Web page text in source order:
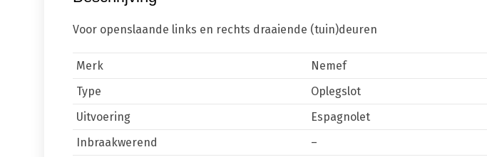
Voor openslaande links en rechts draaiende (tuin)deuren
Merk
Nemef
Type
Oplegslot
Uitvoering
Espagnolet
Inbraakwerend
–